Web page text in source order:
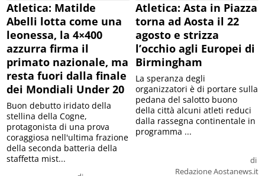
Atletica: Matilde
Abelli lotta come una
leonessa, la 4×400
azzurra firma il
primato nazionale, ma
resta fuori dalla finale
dei Mondiali Under 20
Buon debutto iridato della
stellina della Cogne,
protagonista di una prova
coraggiosa nell'ultima frazione
della seconda batteria della
staffetta mist...
Atletica: Asta in Piazza
torna ad Aosta il 22
agosto e strizza
l’occhio agli Europei di
Birmingham
di
Redazione Aostanews.it
La speranza degli
organizzatori è di portare sulla
pedana del salotto buono
della città alcuni atleti reduci
dalla rassegna continentale in
programma ...